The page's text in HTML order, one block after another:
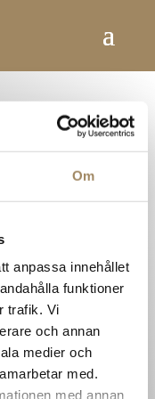
Om
anpassa innehållet
funktioner
trafik. Vi
och annan
medier och
med.
med annan